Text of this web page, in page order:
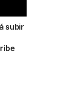
subir